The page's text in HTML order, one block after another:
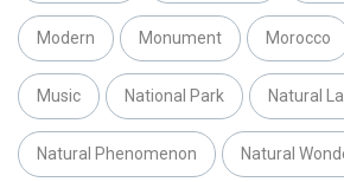
Modern Monument Morocco
Music National Park Natural
Natural Phenomenon Natural